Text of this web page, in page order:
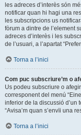
les adreces d’interès són
notificar quan hi hagi una
les subscripcions us
fòrum a dintre de l’element
adreces d’interès i les
de l’usuari, a l’apartat
Torna a l’inici
Com puc subscriure’m o
Us podeu subscriure o
corresponent del menú
inferior de la discussió d’un
“Avisa’m quan s’envïi una
Torna a l’inici